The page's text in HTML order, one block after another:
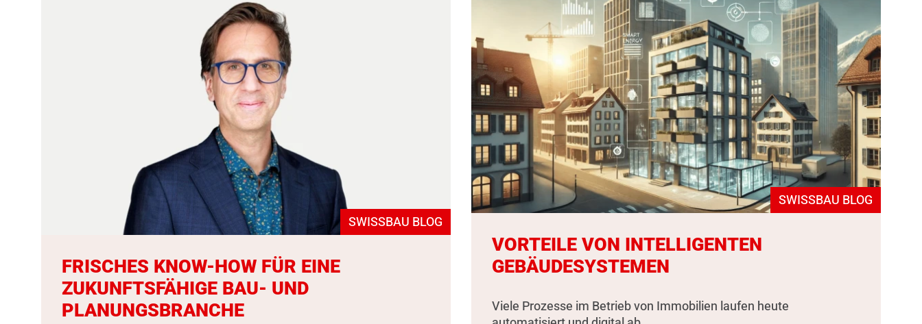
SWISSBAU BLOG
FRISCHES KNOW-HOW FÜR EINE
ZUKUNFTSFÄHIGE BAU- UND
PLANUNGSBRANCHE
SWISSBAU BLOG
VORTEILE VON INTELLIGENTEN
GEBÄUDESYSTEMEN
Viele Prozesse im Betrieb von Immobilien laufen heute